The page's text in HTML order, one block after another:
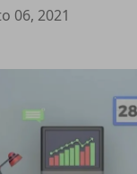
06, 2021